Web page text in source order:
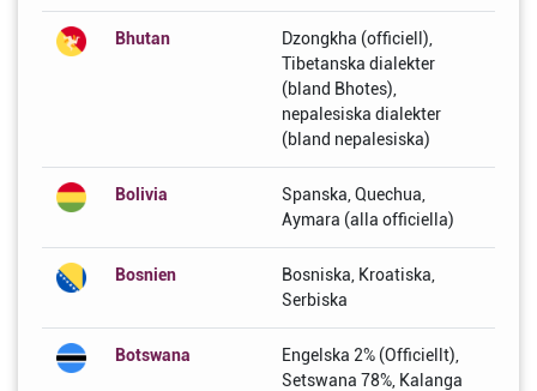
Bhutan
Dzongkha (officiell),
Tibetanska dialekter
(bland Bhotes),
nepalesiska dialekter
(bland nepalesiska)
Bolivia
Spanska, Quechua,
Aymara (alla officiella)
Bosnien
Bosniska, Kroatiska,
Serbiska
Botswana
Engelska 2% (Officiellt),
Setswana 78%, Kalanga